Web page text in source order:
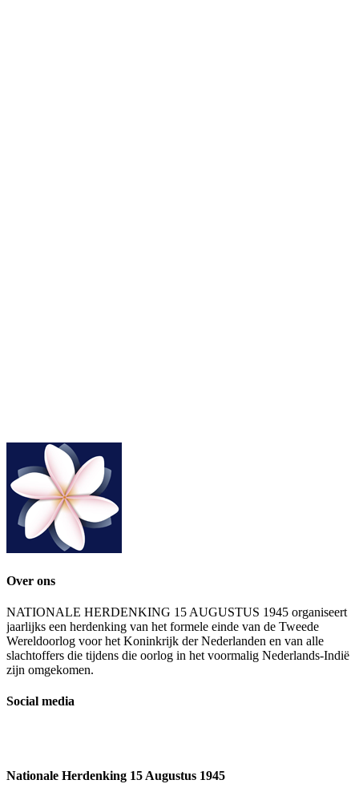
Over ons
NATIONALE HERDENKING 15 AUGUSTUS 1945 organiseert
jaarlijks een herdenking van het formele einde van de Tweede
Wereldoorlog voor het Koninkrijk der Nederlanden en van alle
slachtoffers die tijdens die oorlog in het voormalig Nederlands-Indië
zijn omgekomen.
Social media
Nationale Herdenking 15 Augustus 1945